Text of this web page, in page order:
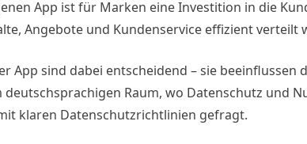
App ist für Marken eine Investition in die
Angebote und Kundenservice effizient verteilt
App sind dabei entscheidend – sie beeinflussen
Raum, wo Datenschutz und
klaren Datenschutzrichtlinien gefragt.